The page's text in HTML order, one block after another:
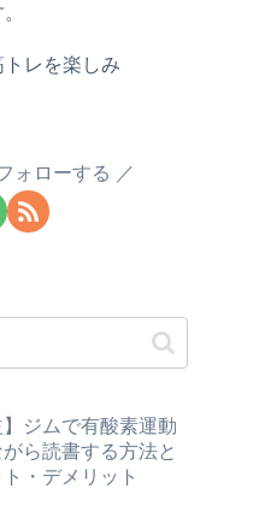
レを楽しみ
ォローする
】ジムで有酸素運動
ら読書する方法と
ト・デメリット